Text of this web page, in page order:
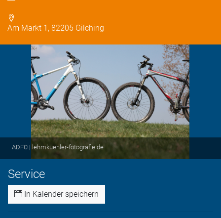
Am Markt 1, 82205 Gilching
ADFC | lehmkuehler-fotografie.de
Service
In Kalender speichern